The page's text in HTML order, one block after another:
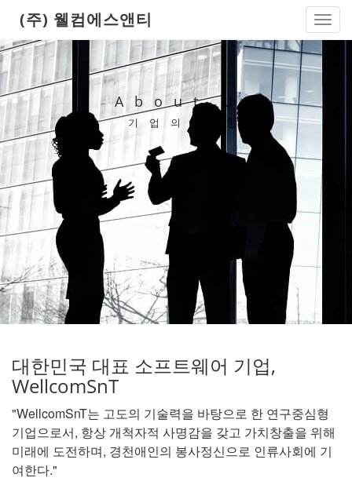
(주) 웰컴에스앤티
About us
기업의 방향
대한민국 대표 소프트웨어 기업,
WellcomSnT
"WellcomSnT는 고도의 기술력을 바탕으로 한 연구중심형
기업으로서, 항상 개척자적 사명감을 갖고 가치창출을 위해
미래에 도전하며, 경천애인의 봉사정신으로 인류사회에 기
여한다."